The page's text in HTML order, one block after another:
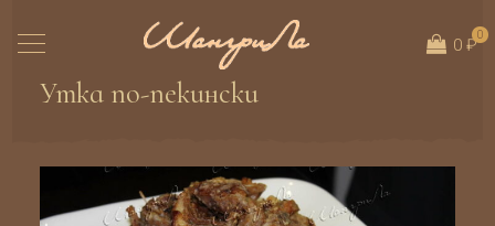
0
0 ₽
Утка по-пекински